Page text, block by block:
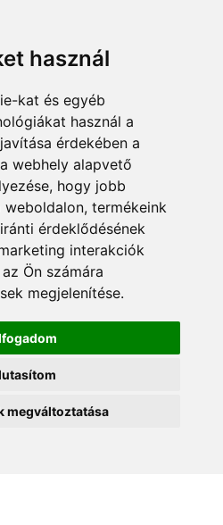
használ
kat és egyéb
használ a
érdekében a
a webhely alapvető
, hogy jobb
weboldalon, termékeink
érdeklődésének
interakciók
az Ön számára
megjelenítése.
megváltoztatása
info@pannonsafe.hu